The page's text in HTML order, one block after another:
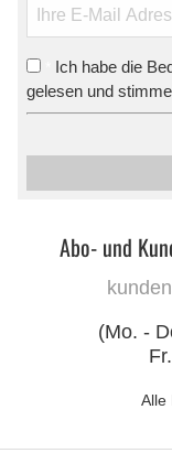
Ich habe die
gelesen und
Abo- und
(Mo. -
Alle